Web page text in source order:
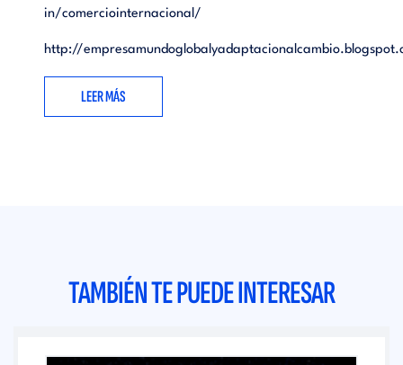
in/comerciointernacional/
http://
LEER MÁS
TAMBIÉN TE PUEDE INTERESAR